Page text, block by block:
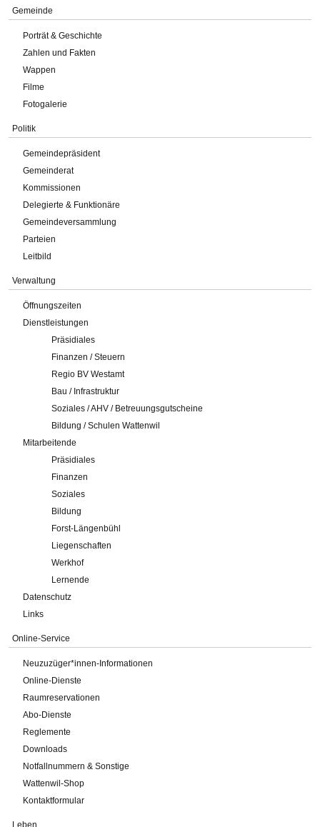
Gemeinde
Porträt & Geschichte
Zahlen und Fakten
Wappen
Filme
Fotogalerie
Politik
Gemeindepräsident
Gemeinderat
Kommissionen
Delegierte & Funktionäre
Gemeindeversammlung
Parteien
Leitbild
Verwaltung
Öffnungszeiten
Dienstleistungen
Präsidiales
Finanzen / Steuern
Regio BV Westamt
Bau / Infrastruktur
Soziales / AHV / Betreuungsgutscheine
Bildung / Schulen Wattenwil
Mitarbeitende
Präsidiales
Finanzen
Soziales
Bildung
Forst-Längenbühl
Liegenschaften
Werkhof
Lernende
Datenschutz
Links
Online-Service
Neuzuzüger*innen-Informationen
Online-Dienste
Raumreservationen
Abo-Dienste
Reglemente
Downloads
Notfallnummern & Sonstige
Wattenwil-Shop
Kontaktformular
Leben